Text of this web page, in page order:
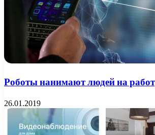
Роботы нанимают людей на
26.01.2019